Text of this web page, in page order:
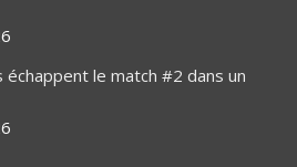
échappent le match #2 dans un